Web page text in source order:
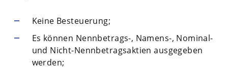
Keine Besteuerung;
Es können Nennbetrags-, Namens-, Nominal-
und Nicht-Nennbetragsaktien ausgegeben
werden;